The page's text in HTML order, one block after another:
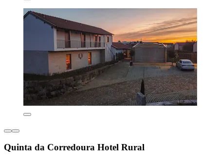
Quinta da Corredoura Hotel Rural